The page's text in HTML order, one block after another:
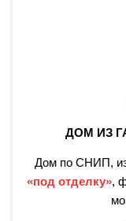
ДОМ ИЗ
Дом по СНИП, из
«под отделку»,